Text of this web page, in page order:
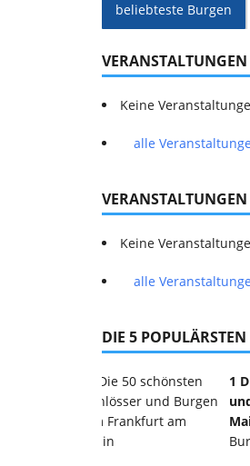
beliebteste Burgen
Keine
alle
Keine
alle
DIE 5
1